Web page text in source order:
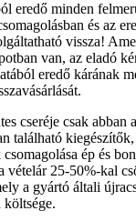
eredő minden
és az
vissza!
van, az eladó
eredő kárának
cseréje csak abban
található
ép és
vételár 25-50%-kal
a gyártó általi
költsége.